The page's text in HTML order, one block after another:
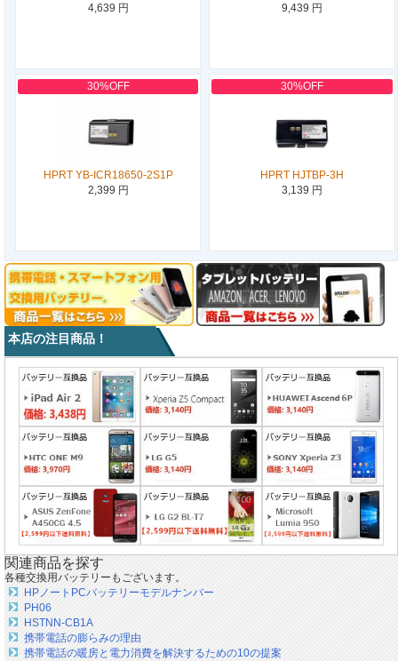
4,639 円
9,439 円
30%OFF
HPRT YB-ICR18650-2S1P
2,399 円
30%OFF
HPRT HJTBP-3H
3,139 円
本店の注目商品！
関連商品を探す
各種交換用バッテリーもございます。
HPノートPCバッテリーモデルナンバー
PH06
HSTNN-CB1A
携帯電話の膨らみの理由
携帯電話の暖房と電力消費を解決するための10の提案